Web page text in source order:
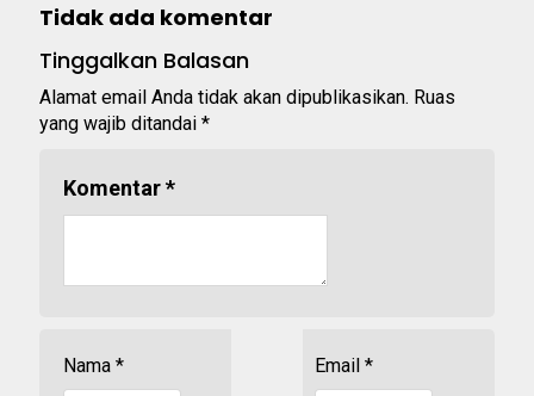
Tidak ada komentar
Tinggalkan Balasan
Alamat email Anda tidak akan dipublikasikan. Ruas
yang wajib ditandai *
Komentar*
Nama * Email *